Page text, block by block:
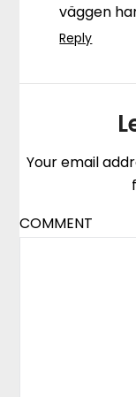
väggen
Reply
Your email
COMMENT